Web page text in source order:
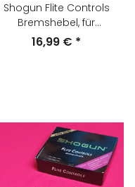
Shogun Flite Controls
Bremshebel, für
Cantileverbremsen, blau,
16,99 € *